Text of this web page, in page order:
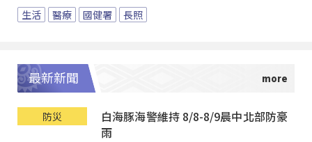
生活 醫療 國健署 長照
最新新聞
防災
白海豚海警維持 8/8-8/9晨中北部防豪
雨